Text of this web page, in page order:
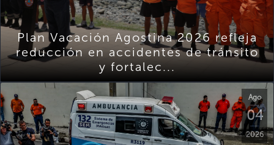
Plan Vacación Agostina 2026 refleja
reducción en accidentes de tránsito
y fortalec...
Ago
04
2026